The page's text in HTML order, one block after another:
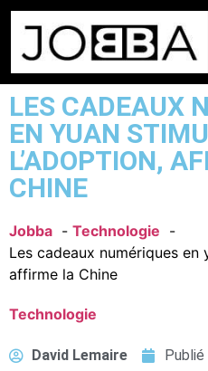
LES CADEAUX
EN YUAN
L’ADOPTION,
CHINE
Jobba
Technologie
Les cadeaux numériques en
affirme la Chine
Technologie
David Lemaire Publié